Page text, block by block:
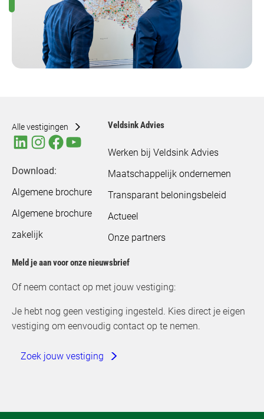
Alle vestigingen
Download:
Algemene brochure
Algemene brochure
zakelijk
Veldsink Advies
Werken bij Veldsink Advies
Maatschappelijk ondernemen
Transparant beloningsbeleid
Actueel
Onze partners
Meld je aan voor onze nieuwsbrief
Of neem contact op met jouw vestiging:
Je hebt nog geen vestiging ingesteld. Kies direct je eigen
vestiging om eenvoudig contact op te nemen.
Zoek jouw vestiging